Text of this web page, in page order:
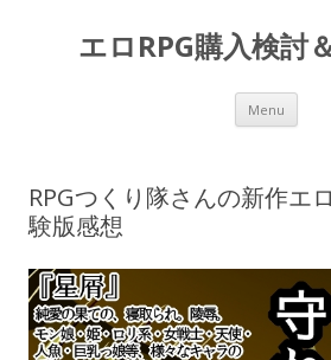
エロRPG購入検討
Menu
RPGつくり隊さんの新作エ
験版感想